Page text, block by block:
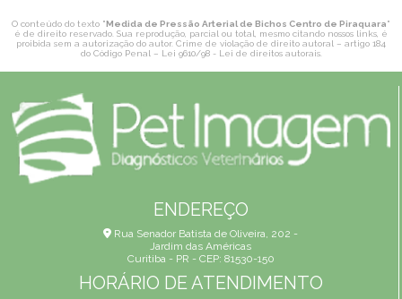
O conteúdo do texto "Medida de Pressão Arterial de Bichos Centro de Piraquara"
é de direito reservado. Sua reprodução, parcial ou total, mesmo citando nossos links, é
proibida sem a autorização do autor. Crime de violação de direito autoral – artigo 184
do Código Penal – Lei 9610/98 - Lei de direitos autorais.
ENDEREÇO
Rua Senador Batista de Oliveira, 202 -
Jardim das Américas
Curitiba - PR - CEP: 81530-150
HORÁRIO DE ATENDIMENTO